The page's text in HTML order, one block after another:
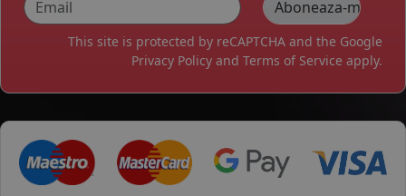
This site is protected by reCAPTCHA and the Google
Privacy Policy and Terms of Service apply.